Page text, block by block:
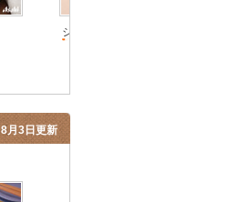
ジャガバター イカの塩
8月3日更新